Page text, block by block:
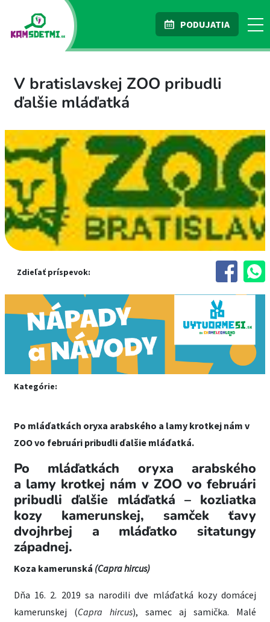
PODUJATIA
V bratislavskej ZOO pribudli
ďalšie mláďatká
Zdieľať príspevok:
Kategórie:
Po mláďatkách oryxa arabského a lamy krotkej nám v
ZOO vo februári pribudli ďalšie mláďatká.
Po mláďatkách oryxa arabského
a lamy krotkej nám v ZOO vo februári
pribudli ďalšie mláďatká – kozliatka
kozy kamerunskej, samček ťavy
dvojhrbej a mláďatko sitatungy
západnej.
Koza kamerunská (Capra hircus)
Dňa 16. 2. 2019 sa narodili dve mláďatká kozy domácej
kamerunskej (Capra hircus), samec aj samička. Malé